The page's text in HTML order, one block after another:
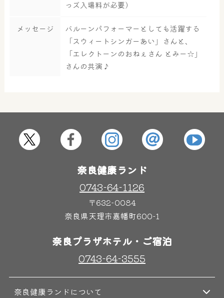
大浴場 サウナ・岩盤浴
屋内レジャープール
はしゃきっズ
っズ入場料が必要）
メッセージ
バルーンパフォーマーとしても活躍する
「スウィートシンガーあい」さんと、
「エレクトーンのおねぇさん とみー☆」
さんの共演♪
奈良健康ランド
0743-64-1126
〒632-0084
奈良県天理市嘉幡町600-1
奈良プラザホテル・ご宿泊
0743-64-3555
奈良健康ランドについて